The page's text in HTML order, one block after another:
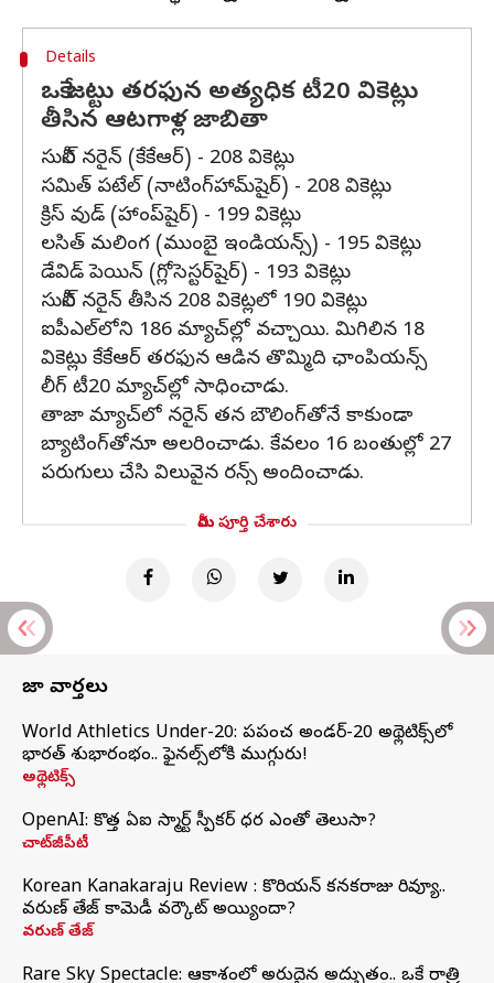
Details
ఒకే జట్టు తరఫున అత్యధిక టీ20 వికెట్లు
తీసిన ఆటగాళ్ల జాబితా
సునీల్ నరైన్ (కేకేఆర్) - 208 వికెట్లు
సమిత్ పటేల్ (నాటింగ్‌హామ్‌షైర్) - 208 వికెట్లు
క్రిస్ వుడ్ (హాంప్‌షైర్) - 199 వికెట్లు
లసిత్ మలింగ (ముంబై ఇండియన్స్) - 195 వికెట్లు
డేవిడ్ పెయిన్ (గ్లోసెస్టర్‌షైర్) - 193 వికెట్లు
సునీల్ నరైన్ తీసిన 208 వికెట్లలో 190 వికెట్లు
ఐపీఎల్‌లోని 186 మ్యాచ్‌ల్లో వచ్చాయి. మిగిలిన 18
వికెట్లు కేకేఆర్ తరఫున ఆడిన తొమ్మిది ఛాంపియన్స్
లీగ్ టీ20 మ్యాచ్‌ల్లో సాధించాడు.
తాజా మ్యాచ్‌లో నరైన్‌ తన బౌలింగ్‌తోనే కాకుండా
బ్యాటింగ్‌తోనూ అలరించాడు. కేవలం 16 బంతుల్లో 27
పరుగులు చేసి విలువైన రన్స్ అందించాడు.
మీరు పూర్తి చేశారు
తాజా వార్తలు
World Athletics Under-20: ప్రపంచ అండర్-20 అథ్లెటిక్స్‌లో
భారత్‌ శుభారంభం.. ఫైనల్స్‌లోకి ముగ్గురు!
అథ్లెటిక్స్
OpenAI: కొత్త ఏఐ స్మార్ట్ స్పీకర్ ధర ఎంతో తెలుసా?
చాట్‌జీపీటీ
Korean Kanakaraju Review : కొరియన్ కనకరాజు రివ్యూ..
వరుణ్ తేజ్ కామెడీ వర్కౌట్ అయ్యిందా?
వరుణ్ తేజ్
Rare Sky Spectacle: ఆకాశంలో అరుదైన అద్భుతం.. ఒకే రాత్రి